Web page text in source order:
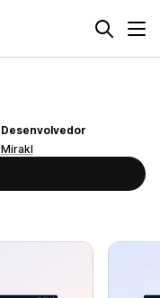
Desenvolvedor
Mirakl